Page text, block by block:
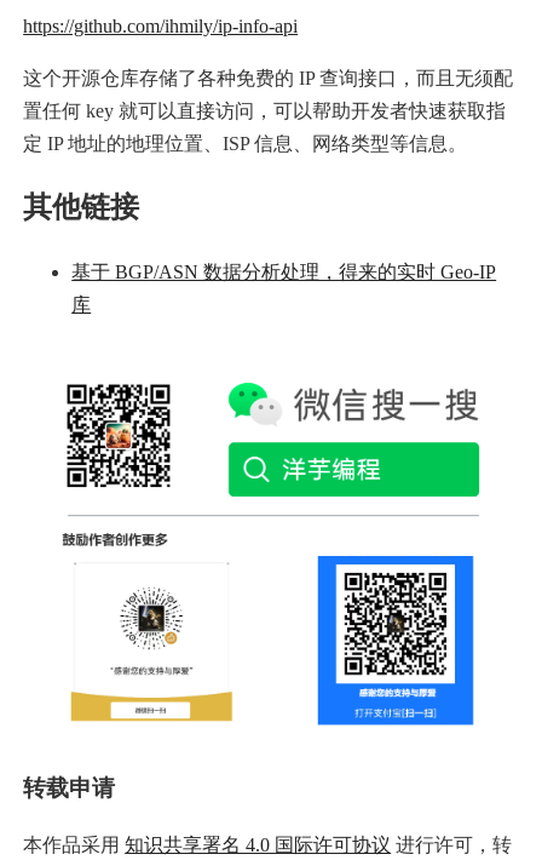
https://github.com/ihmily/ip-info-api
这个开源仓库存储了各种免费的 IP 查询接口，而且无须配
置任何 key 就可以直接访问，可以帮助开发者快速获取指
定 IP 地址的地理位置、ISP 信息、网络类型等信息。
其他链接
基于 BGP/ASN 数据分析处理，得来的实时 Geo-IP
库
转载申请
本作品采用知识共享署名 4.0 国际许可协议 进行许可，转